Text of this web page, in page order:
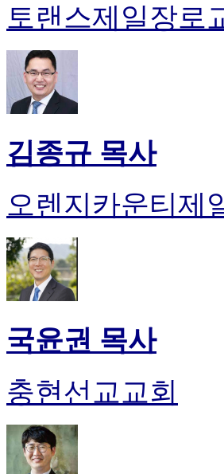
토랜스제일장로
김종규 목사
오렌지카운티제
국윤권 목사
충현선교교회